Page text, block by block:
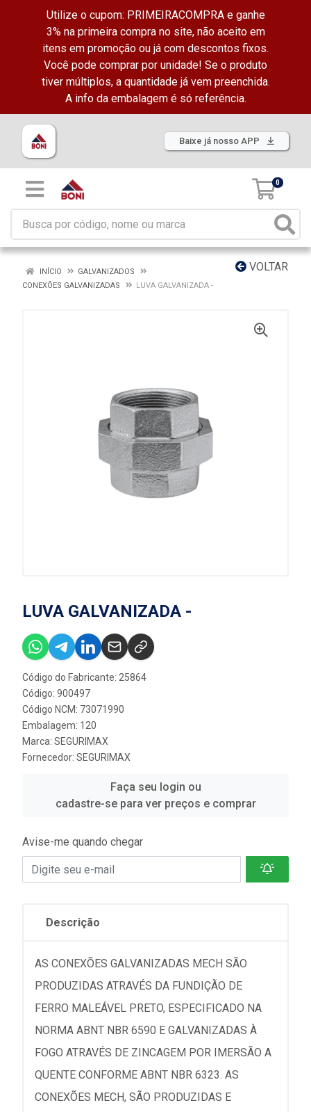
Utilize o cupom: PRIMEIRACOMPRA e ganhe
3% na primeira compra no site, não aceito em
itens em promoção ou já com descontos fixos.
Você pode comprar por unidade! Se o produto
tiver múltiplos, a quantidade já vem preenchida.
A info da embalagem é só referência.
Baixe já nosso APP
0
VOLTAR
INÍCIO
GALVANIZADOS
CONEXÕES GALVANIZADAS
LUVA GALVANIZADA -
LUVA GALVANIZADA -
Código do Fabricante: 25864
Código: 900497
Código NCM: 73071990
Embalagem: 120
Marca: SEGURIMAX
Fornecedor: SEGURIMAX
Faça seu login ou
cadastre-se para ver preços e comprar
Avise-me quando chegar
Descrição
AS CONEXÕES GALVANIZADAS MECH SÃO
PRODUZIDAS ATRAVÉS DA FUNDIÇÃO DE
FERRO MALEÁVEL PRETO, ESPECIFICADO NA
NORMA ABNT NBR 6590 E GALVANIZADAS À
FOGO ATRAVÉS DE ZINCAGEM POR IMERSÃO A
QUENTE CONFORME ABNT NBR 6323. AS
CONEXÕES MECH, SÃO PRODUZIDAS E